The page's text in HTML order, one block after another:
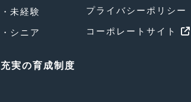
未経験
シニア
充実の育成制度
プライバシーポリシー
コーポレートサイト